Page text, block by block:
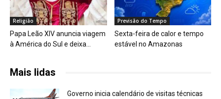
Religião
Papa Leão XIV anuncia viagem
à América do Sul e deixa...
Previsão do Tempo
Sexta-feira de calor e tempo
estável no Amazonas
Mais lidas
Governo inicia calendário de visitas técnicas